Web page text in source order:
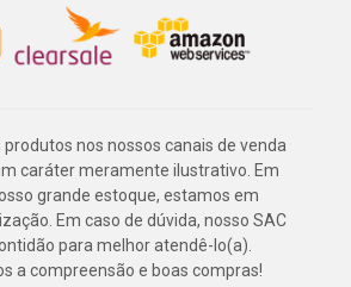
nos nossos canais de venda
caráter meramente ilustrativo. Em
grande estoque, estamos em
Em caso de dúvida, nosso SAC
para melhor atendê-lo(a).
a compreensão e boas compras!